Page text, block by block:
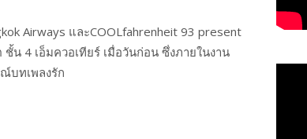
Airways และCOOLfahrenheit 93 present
น 4 เอ็มควอเทียร์ เมื่อวันก่อน ซึ่งภายในงาน
บทเพลงรัก